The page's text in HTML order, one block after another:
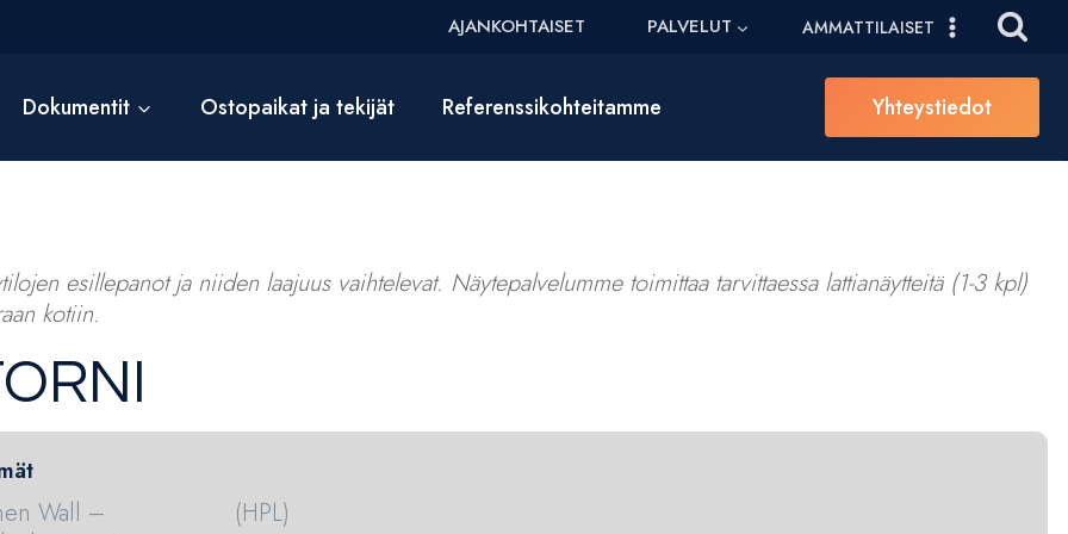
AJANKOHTAISET PALVELUT AMMATTILAISET
Dokumentit Ostopaikat ja tekijät Referenssikohteitamme Yhteystiedot
esillepanot ja niiden laajuus vaihtelevat. Näytepalvelumme toimittaa tarvittaessa lattianäytteitä (1-3 kpl)
kotiin.
Wall –
(HPL)